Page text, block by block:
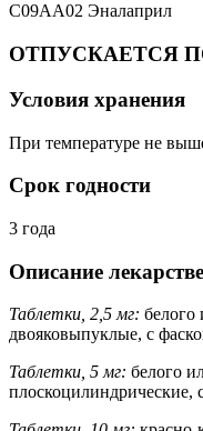
C09AA02 Эналаприл
ОТПУСКАЕТСЯ
Условия хранения
При температуре не
Срок годности
3 года
Описание
Таблетки, 2,5 мг: белого
двояковыпуклые, с
Таблетки, 5 мг: белого
плоскоцилиндрические,